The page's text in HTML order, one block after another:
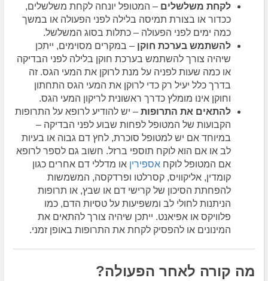
לקחת משלשלים – המטופל יונחה לקחת משלשלים,
ככדור או בצורת תמיסה בלילה לפני הפעולה או במשך
כמה ימים לפני הפעולה – כתלות בסוג המשלשל.
להשתמש בערכת חוקן – במקרים מסוימים, ייתכן
שיהיה צורך להשתמש בערכת חוקן בלילה לפני הבדיקה
או כמה שעות לפניה על מנת לרוקן את המעי הגס. זה
בדרך כלל יעיל רק כדי לרוקן את המעי הגס התחתון
וחוקן אינו מומלץ כדרך ראשונית לריקון המעי הגס.
להתאים את התרופות – יש להודיע לרופא על התרופות
הקבועות של המטופל לפחות שבוע לפני הבדיקה –
במיוחד אם יש למטופל סוכרת, לחץ דם גבוה או בעיות
לב או אם הוא לוקח תוספי ברזל. חשוב גם לספר לרופא
אם המטופל לוקח אספירין או מדללי דם אחרים כגון
קומדין, אליקוויס, קסרלטו ופרדקסה, המשמשות
להפחתת הסיכון של קרישי דם או שבץ, או תרופות
הניתנות לחולי לב ומשפיעות על טסיות הדם, כמו
פלוויקס או אפיאנט. ייתכן שיהיה צורך להתאים את
המינונים או להפסיק לקחת את התרופות באופן זמני.
מה קורה לאחר הפעולה?